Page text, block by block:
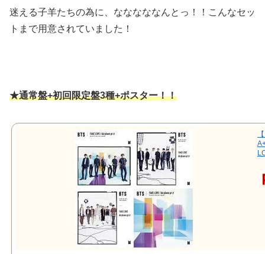
迷える子羊たちの為に、なななななんとっ！！こんなセッ
トまで用意されていました！
★通常盤+初回限定盤3種+ポスター！！